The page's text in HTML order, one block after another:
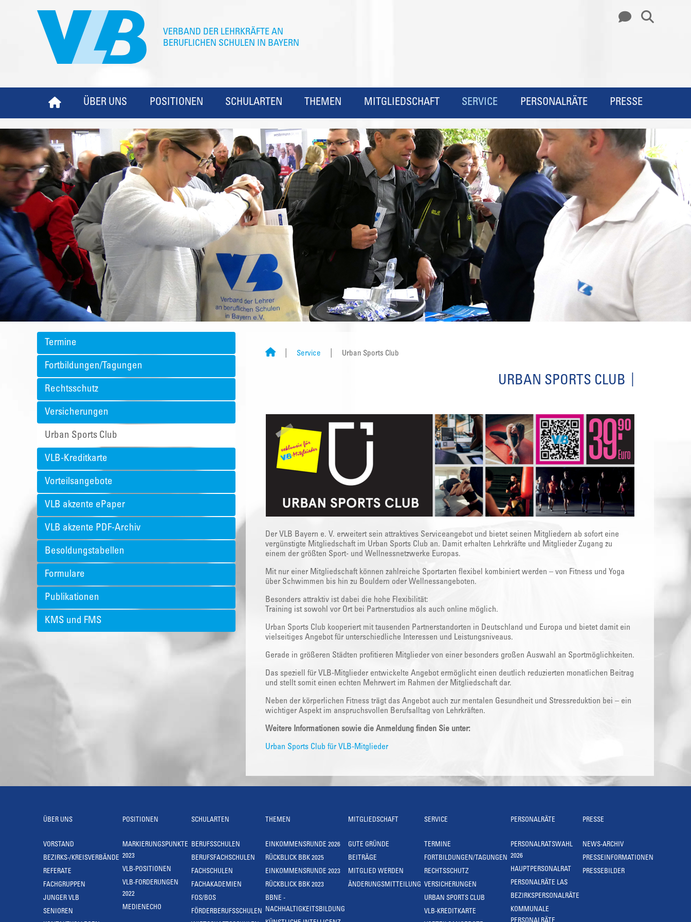
ÜBER UNS POSITIONEN SCHULARTEN THEMEN MITGLIEDSCHAFT SERVICE PERSONALRÄTE PRESSE
Termine
Fortbildungen/Tagungen
Rechtsschutz
Versicherungen
Urban Sports Club
VLB-Kreditkarte
Vorteilsangebote
VLB akzente ePaper
VLB akzente PDF-Archiv
Besoldungstabellen
Formulare
Publikationen
KMS und FMS
Service Urban Sports Club
URBAN SPORTS CLUB
Der VLB Bayern e. V. erweitert sein attraktives Serviceangebot und bietet seinen Mitgliedern ab sofort eine
vergünstigte Mitgliedschaft im Urban Sports Club an. Damit erhalten Lehrkräfte und Mitglieder Zugang zu
einem der größten Sport- und Wellnessnetzwerke Europas.
Mit nur einer Mitgliedschaft können zahlreiche Sportarten flexibel kombiniert werden – von Fitness und Yoga
über Schwimmen bis hin zu Bouldern oder Wellnessangeboten.
Besonders attraktiv ist dabei die hohe Flexibilität:
Training ist sowohl vor Ort bei Partnerstudios als auch online möglich.
Urban Sports Club kooperiert mit tausenden Partnerstandorten in Deutschland und Europa und bietet damit ein
vielseitiges Angebot für unterschiedliche Interessen und Leistungsniveaus.
Gerade in größeren Städten profitieren Mitglieder von einer besonders großen Auswahl an Sportmöglichkeiten.
Das speziell für VLB-Mitglieder entwickelte Angebot ermöglicht einen deutlich reduzierten monatlichen Beitrag
und stellt somit einen echten Mehrwert im Rahmen der Mitgliedschaft dar.
Neben der körperlichen Fitness trägt das Angebot auch zur mentalen Gesundheit und Stressreduktion bei – ein
wichtiger Aspekt im anspruchsvollen Berufsalltag von Lehrkräften.
Weitere Informationen sowie die Anmeldung finden Sie unter:
Urban Sports Club für VLB-Mitglieder
ÜBER UNS
VORSTAND
BEZIRKS-/KREISVERBÄNDE
REFERATE
FACHGRUPPEN
JUNGER VLB
SENIOREN
POSITIONEN
MARKIERUNGSPUNKTE
2023
VLB-POSITIONEN
VLB-FORDERUNGEN
2022
MEDIENECHO
SCHULARTEN
BERUFSSCHULEN
BERUFSFACHSCHULEN
FACHSCHULEN
FACHAKADEMIEN
FOS/BOS
FÖRDERBERUFSSCHULEN
THEMEN
EINKOMMENSRUNDE 2026
RÜCKBLICK BBK 2025
EINKOMMENSRUNDE 2023
RÜCKBLICK BBK 2023
BBNE -
NACHHALTIGKEITSBILDUNG
MITGLIEDSCHAFT
GUTE GRÜNDE
BEITRÄGE
MITGLIED WERDEN
ÄNDERUNGSMITTEILUNG
SERVICE
TERMINE
FORTBILDUNGEN/TAGUNGEN
RECHTSSCHUTZ
VERSICHERUNGEN
URBAN SPORTS CLUB
VLB-KREDITKARTE
PERSONALRÄTE
PERSONALRATSWAHL
2026
HAUPTPERSONALRAT
PERSONALRÄTE LAS
BEZIRKSPERSONALRÄTE
KOMMUNALE
PRESSE
NEWS-ARCHIV
PRESSEINFORMATIONEN
PRESSEBILDER